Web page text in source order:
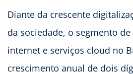
Diante da crescente
da sociedade, o segmento
internet e serviços cloud no
crescimento anual de dois